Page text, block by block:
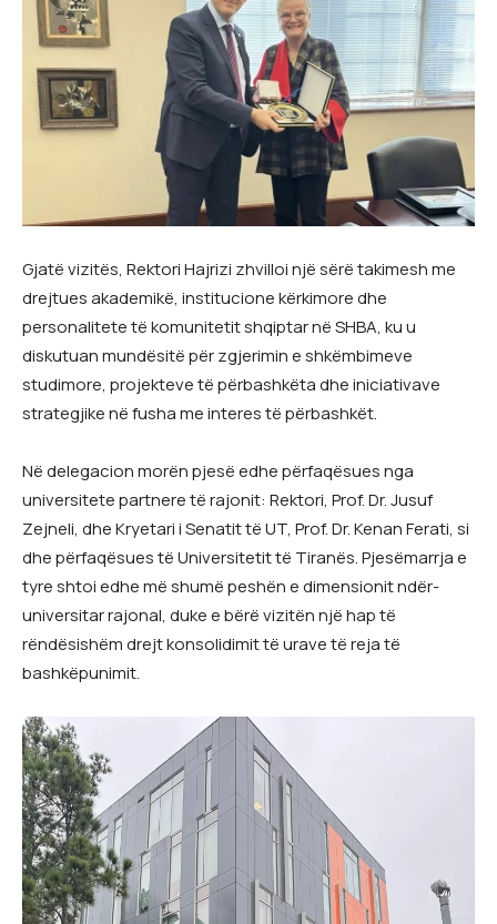
Gjatë vizitës, Rektori Hajrizi zhvilloi një sërë takimesh me
drejtues akademikë, institucione kërkimore dhe
personalitete të komunitetit shqiptar në SHBA, ku u
diskutuan mundësitë për zgjerimin e shkëmbimeve
studimore, projekteve të përbashkëta dhe iniciativave
strategjike në fusha me interes të përbashkët.
Në delegacion morën pjesë edhe përfaqësues nga
universitete partnere të rajonit: Rektori, Prof. Dr. Jusuf
Zejneli, dhe Kryetari i Senatit të UT, Prof. Dr. Kenan Ferati, si
dhe përfaqësues të Universitetit të Tiranës. Pjesëmarrja e
tyre shtoi edhe më shumë peshën e dimensionit ndër-
universitar rajonal, duke e bërë vizitën një hap të
rëndësishëm drejt konsolidimit të urave të reja të
bashkëpunimit.